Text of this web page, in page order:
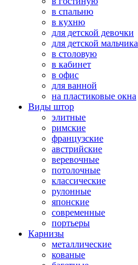
в спальню
в кухню
для детской девочки
для детской мальчика
в столовую
в кабинет
в офис
для ванной
на пластиковые окна
Виды штор
элитные
римские
французские
австрийские
веревочные
потолочные
классические
рулонные
японские
современные
портьеры
Карнизы
металлические
кованые